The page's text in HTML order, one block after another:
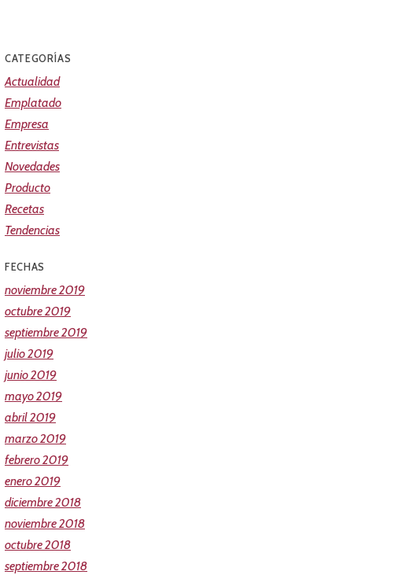
CATEGORÍAS
Actualidad
Emplatado
Empresa
Entrevistas
Novedades
Producto
Recetas
Tendencias
FECHAS
noviembre 2019
octubre 2019
septiembre 2019
julio 2019
junio 2019
mayo 2019
abril 2019
marzo 2019
febrero 2019
enero 2019
diciembre 2018
noviembre 2018
octubre 2018
septiembre 2018